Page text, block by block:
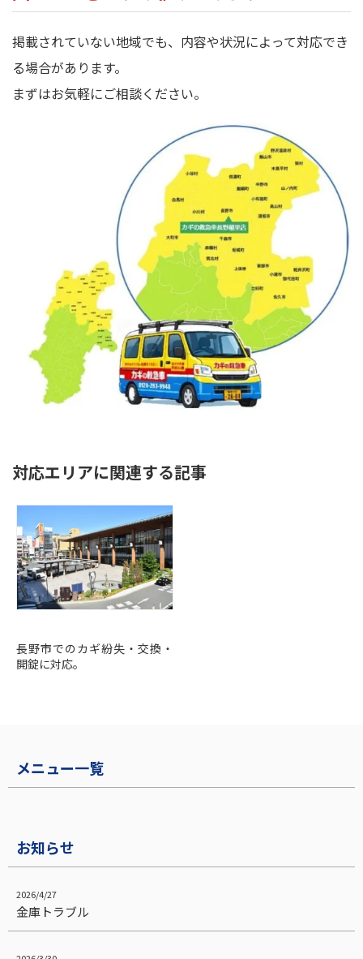
掲載されていない地域でも、内容や状況によって対応でき
る場合があります。
まずはお気軽にご相談ください。
対応エリアに関連する記事
長野市でのカギ紛失・交換・
開錠に対応。
メニュー一覧
お知らせ
2026/4/27
金庫トラブル